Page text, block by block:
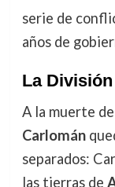
serie de
años de
La
A la muerte de
Carlomán
separados:
las tierras de